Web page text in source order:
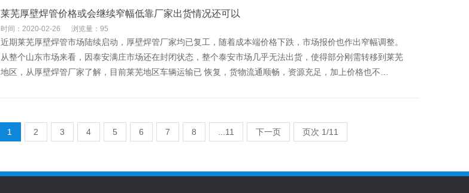
莱芜厚壁焊管价格或会继续窄幅低靠厂家出货情况还可以
时间：2020-02-26 浏览量：95
近期莱芜厚壁焊管市场陆续启动，厚壁焊管厂家均已复工，随着成本端价格下跌，市场报价也作出窄幅调整。
从整个山东市场来看，因泰安满庄市场还在封闭状态，整个泰安市场几乎无法出货，使得部分刚需转移到莱芜
地区，从厚壁焊管厂家了解，目前莱芜地区车辆运输已 恢复，货物流通顺畅，资源充足，加上价格也不…
1 2 3 4 5 6 7 8 ...11 下一页 页次 1/11